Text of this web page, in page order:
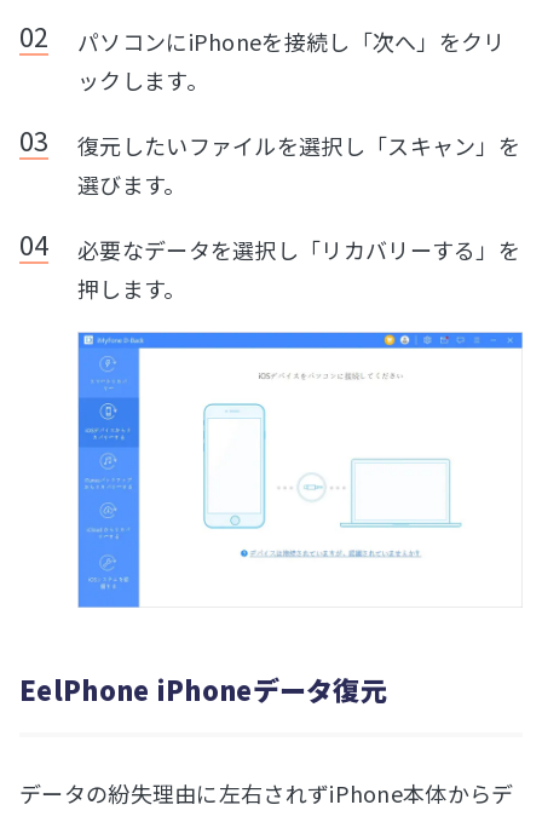
パソコンにiPhoneを接続し「次へ」をクリ
ックします。
復元したいファイルを選択し「スキャン」を
選びます。
必要なデータを選択し「リカバリーする」を
押します。
EelPhone iPhoneデータ復元
データの紛失理由に左右されずiPhone本体からデ